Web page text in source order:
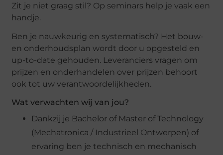
Zit je niet graag stil? Op seminars help je vaak een
handje.
Ben je nauwkeurig en systematisch? Het bouw-
en onderhoudsplan wordt door u opgesteld en
up-to-date gehouden. Leveranciers vragen om
prijzen en onderhandelen over prijzen behoort
ook tot uw verantwoordelijkheden.
Wat verwachten wij van jou?
Dankzij je Bachelor of Master of Technology
(Mechatronica / Industrieel Ontwerpen) of
ervaring ben je technisch en mechanisch